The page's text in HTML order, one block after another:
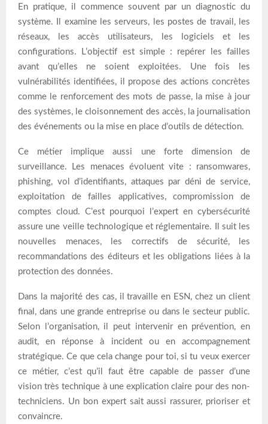
En pratique, il commence souvent par un diagnostic du
système. Il examine les serveurs, les postes de travail, les
réseaux, les accès utilisateurs, les logiciels et les
configurations. L’objectif est simple : repérer les failles
avant qu’elles ne soient exploitées. Une fois les
vulnérabilités identifiées, il propose des actions concrètes
comme le renforcement des mots de passe, la mise à jour
des systèmes, le cloisonnement des accès, la journalisation
des événements ou la mise en place d’outils de détection.
Ce métier implique aussi une forte dimension de
surveillance. Les menaces évoluent vite : ransomwares,
phishing, vol d’identifiants, attaques par déni de service,
exploitation de failles applicatives, compromission de
comptes cloud. C’est pourquoi l’expert en cybersécurité
assure une veille technologique et réglementaire. Il suit les
nouvelles menaces, les correctifs de sécurité, les
recommandations des éditeurs et les obligations liées à la
protection des données.
Dans la majorité des cas, il travaille en ESN, chez un client
final, dans une grande entreprise ou dans le secteur public.
Selon l’organisation, il peut intervenir en prévention, en
audit, en réponse à incident ou en accompagnement
stratégique. Ce que cela change pour toi, si tu veux exercer
ce métier, c’est qu’il faut être capable de passer d’une
vision très technique à une explication claire pour des non-
techniciens. Un bon expert sait aussi rassurer, prioriser et
convaincre.